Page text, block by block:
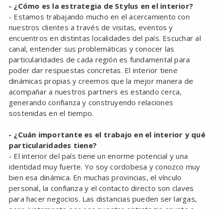
- ¿Cómo es la estrategia de Stylus en el interior?
- Estamos trabajando mucho en el acercamiento con
nuestros clientes a través de visitas, eventos y
encuentros en distintas localidades del país. Escuchar al
canal, entender sus problemáticas y conocer las
particularidades de cada región es fundamental para
poder dar respuestas concretas. El interior tiene
dinámicas propias y creemos que la mejor manera de
acompañar a nuestros partners es estando cerca,
generando confianza y construyendo relaciones
sostenidas en el tiempo.
- ¿Cuán importante es el trabajo en el interior y qué
particularidades tiene?
- El interior del país tiene un enorme potencial y una
identidad muy fuerte. Yo soy cordobesa y conozco muy
bien esa dinámica. En muchas provincias, el vínculo
personal, la confianza y el contacto directo son claves
para hacer negocios. Las distancias pueden ser largas,